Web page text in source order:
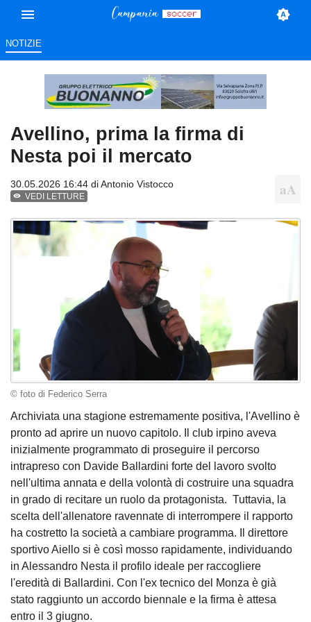
NOTIZIE
Avellino, prima la firma di
Nesta poi il mercato
30.05.2026 16:44 diAntonio Vistocco
VEDI LETTURE
© foto di Federico Serra
Archiviata una stagione estremamente positiva, l'Avellino è
pronto ad aprire un nuovo capitolo. Il club irpino aveva
inizialmente programmato di proseguire il percorso
intrapreso con Davide Ballardini forte del lavoro svolto
nell'ultima annata e della volontà di costruire una squadra
in grado di recitare un ruolo da protagonista. Tuttavia, la
scelta dell'allenatore ravennate di interrompere il rapporto
ha costretto la società a cambiare programma. Il direttore
sportivo Aiello si è così mosso rapidamente, individuando
in Alessandro Nesta il profilo ideale per raccogliere
l'eredità di Ballardini. Con l'ex tecnico del Monza è già
stato raggiunto un accordo biennale e la firma è attesa
entro il 3 giugno.